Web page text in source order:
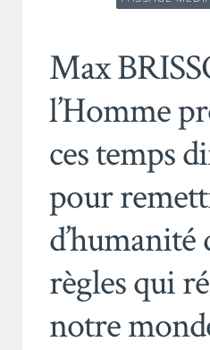
Max
l’Homme
ces temps
pour
d’humanité
règles qui
notre